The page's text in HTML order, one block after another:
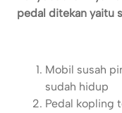
pedal ditekan yaitu
Mobil susah
sudah hidup
Pedal kopling